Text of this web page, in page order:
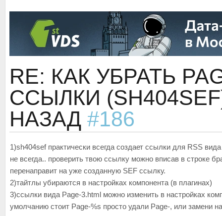
RE: КАК УБРАТЬ
ССЫЛКИ
НАЗАД #186
1)sh404sef практически всегда создает ссылки для RSS
не всегда.. проверить твою ссылку можно вписав в строке
перенаправит на уже созданную SEF ссылку.
2)тайтлы убираются в настройках компонента (в плагинах)
3)ссылки вида Page-3.html можно изменить в настройках
умолчанию стоит Page-%s просто удали Page-, или замени